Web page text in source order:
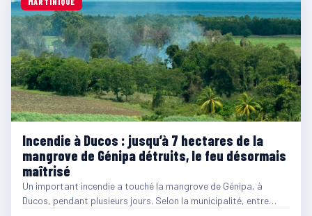
Incendie à Ducos : jusqu’à 7 hectares de la
mangrove de Génipa détruits, le feu désormais
maîtrisé
Un important incendie a touché la mangrove de Génipa, à
Ducos, pendant plusieurs jours. Selon la municipalité, entre…